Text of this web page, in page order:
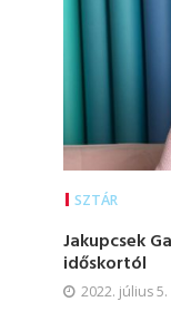
SZTÁR
Jakupcsek
időskortól
2022. július 5.